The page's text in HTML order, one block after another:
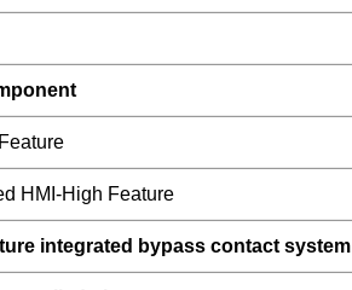
HMI-High Feature
integrated bypass contact system